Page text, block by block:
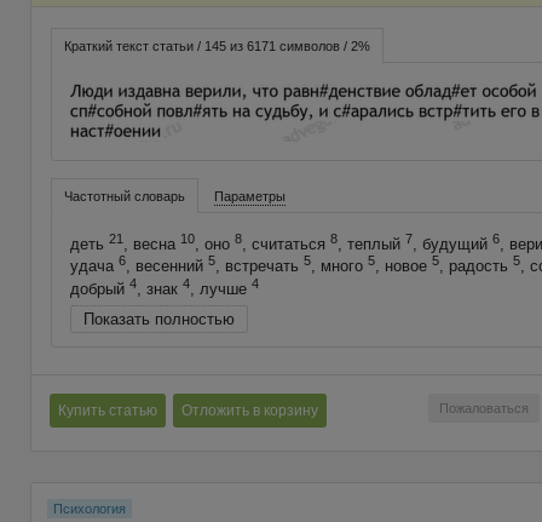
Краткий текст статьи / 145 из 6171 символов / 2%
Частотный словарь Параметры
деть 21, весна 10, оно 8, считаться 8, теплый 7 , будущий 6,
удача 6, весенний 5, встречать 5, много 5, новое 5, радость 5,
добрый 4, знак 4, лучше 4
Показать полностью
Пожаловаться
Купить статью Отложить в корзину
Психология